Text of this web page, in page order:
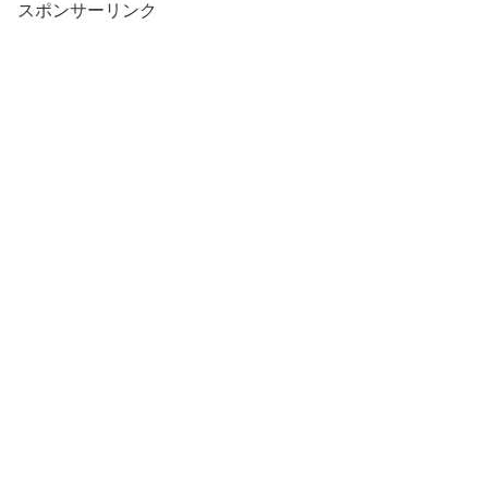
スポンサーリンク